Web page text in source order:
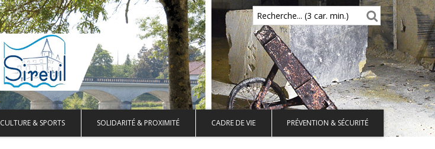
Recherche... (3 car. min.)
CULTURE & SPORTS SOLIDARITÉ & PROXIMITÉ CADRE DE VIE PRÉVENTION & SÉCURITÉ